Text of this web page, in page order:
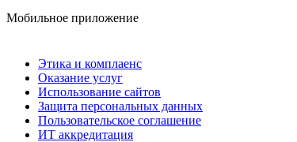
Мобильное приложение
Этика и комплаенс
Оказание услуг
Использование сайтов
Защита персональных данных
Пользовательское соглашение
ИТ аккредитация